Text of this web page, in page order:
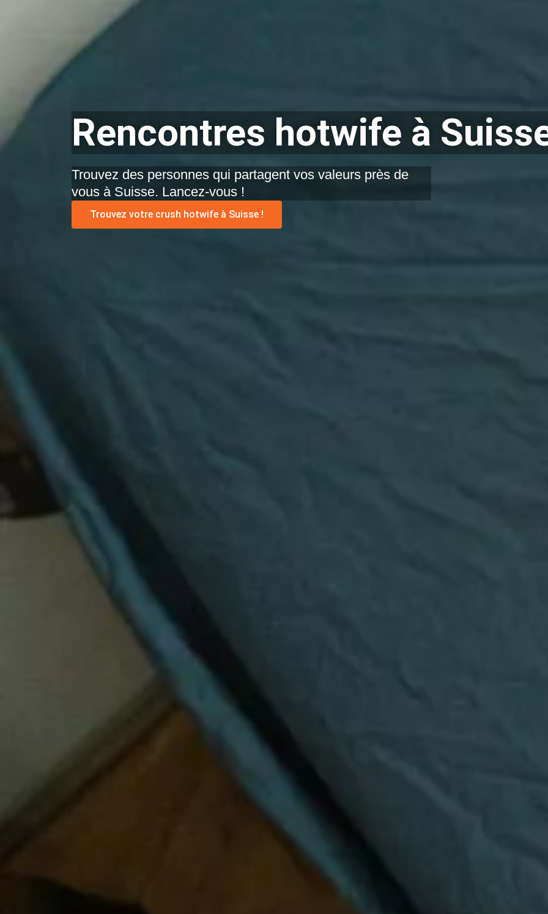
Rencontres hotwife à
Trouvez des personnes qui partagent vos valeurs près de
vous à Suisse. Lancez-vous !
Trouvez votre crush hotwife à Suisse !